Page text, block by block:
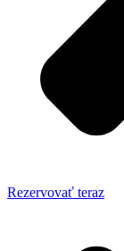
Rezervovať teraz